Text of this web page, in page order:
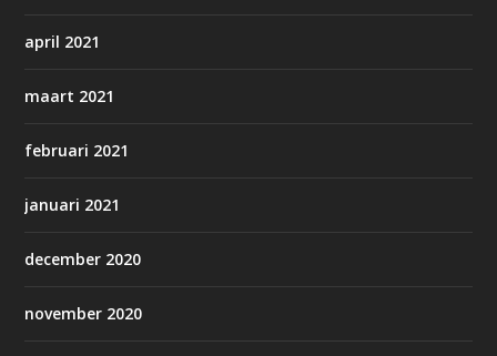
april 2021
maart 2021
februari 2021
januari 2021
december 2020
november 2020